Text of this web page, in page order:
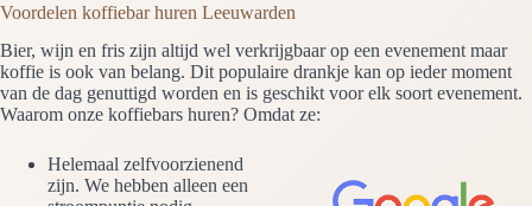
Voordelen koffiebar huren Leeuwarden
Bier, wijn en fris zijn altijd wel verkrijgbaar op een evenement maar
koffie is ook van belang. Dit populaire drankje kan op ieder moment
van de dag genuttigd worden en is geschikt voor elk soort evenement.
Waarom onze koffiebars huren? Omdat ze:
Helemaal zelfvoorzienend
zijn. We hebben alleen een